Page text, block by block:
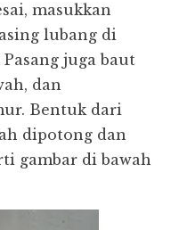
masukkan
lubang di
juga baut
dan
Bentuk dari
dipotong dan
gambar di bawah